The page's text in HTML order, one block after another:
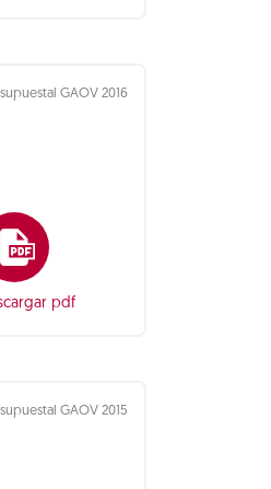
GAOV 2016
pdf
GAOV 2015